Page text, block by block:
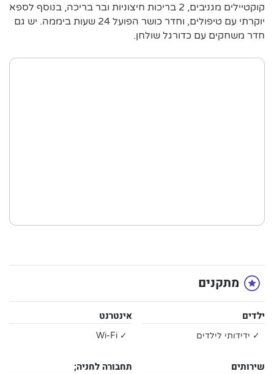
קוקטיילים מגניבים, 2 בריכות חיצוניות ובר בריכה, בנוסף לספא
יוקרתי עם טיפולים, וחדר כושר הפועל 24 שעות ביממה. יש גם
חדר משחקים עם כדורגל שולחן.
מתקנים
ילדים
✓ ידידותי לילדים
אינטרנט
✓ Wi-Fi
שירותים תחבורה לחניה;